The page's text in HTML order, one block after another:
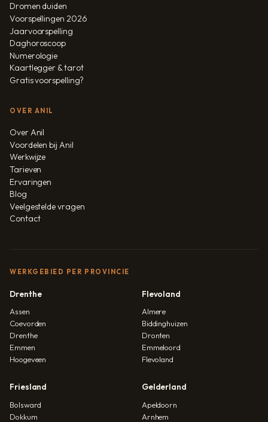
Dromen duiden
Voorspellingen 2026
Jaarvoorspelling
Daghoroscoop
Numerologie
Kaartlegger & tarot
Gratis voorspelling?
OVER ANIL
Over Anil
Voordelen bij Anil
Werkwijze
Tarieven
Ervaringen
Blog
Veelgestelde vragen
Contact
WERKGEBIED PER PROVINCIE
Drenthe
Assen
Coevorden
Drenthe
Emmen
Hoogeveen
Flevoland
Almere
Biddinghuizen
Dronten
Emmeloord
Flevoland
Friesland
Bolsward
Dokkum
Gelderland
Apeldoorn
Arnhem